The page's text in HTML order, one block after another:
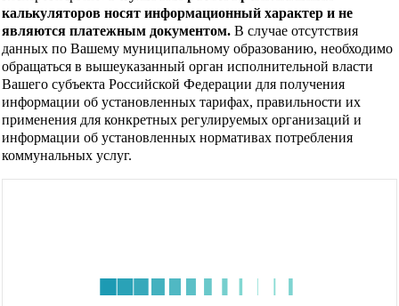
калькуляторов носят информационный характер и не
являются платежным документом. В случае отсутствия
данных по Вашему муниципальному образованию, необходимо
обращаться в вышеуказанный орган исполнительной власти
Вашего субъекта Российской Федерации для получения
информации об установленных тарифах, правильности их
применения для конкретных регулируемых организаций и
информации об установленных нормативах потребления
коммунальных услуг.